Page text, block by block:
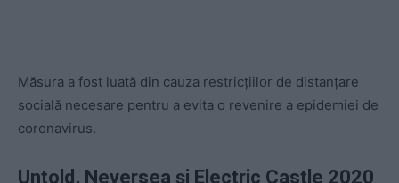
Măsura a fost luată din cauza restricțiilor de distanțare
socială necesare pentru a evita o revenire a epidemiei de
coronavirus.
Untold, Neversea și Electric Castle 2020